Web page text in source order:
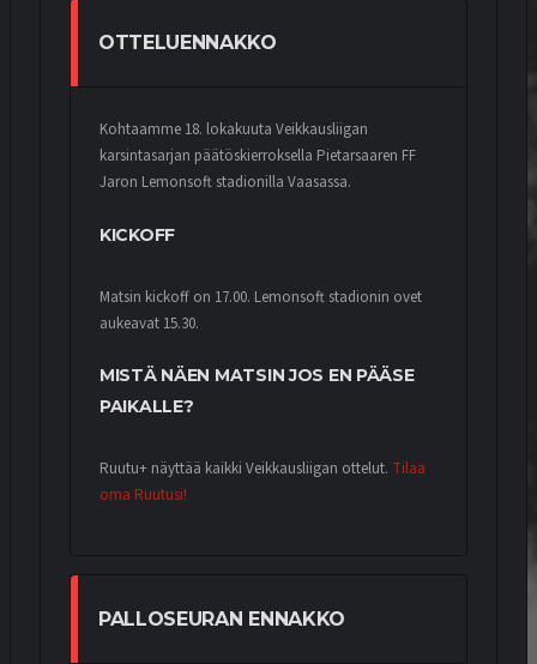
OTTELUENNAKKO
Kohtaamme 18. lokakuuta Veikkausliigan
karsintasarjan päätöskierroksella Pietarsaaren FF
Jaron Lemonsoft stadionilla Vaasassa.
KICKOFF
Matsin kickoff on 17.00. Lemonsoft stadionin ovet
aukeavat 15.30.
MISTÄ NÄEN MATSIN JOS EN PÄÄSE
PAIKALLE?
Ruutu+ näyttää kaikki Veikkausliigan ottelut. Tilaa
oma Ruutusi!
PALLOSEURAN ENNAKKO